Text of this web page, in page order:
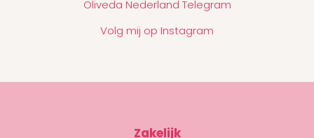
Oliveda Nederland Telegram
Volg mij op Instagram
Zakelijk